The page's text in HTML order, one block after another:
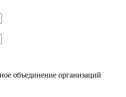
объединение организаций